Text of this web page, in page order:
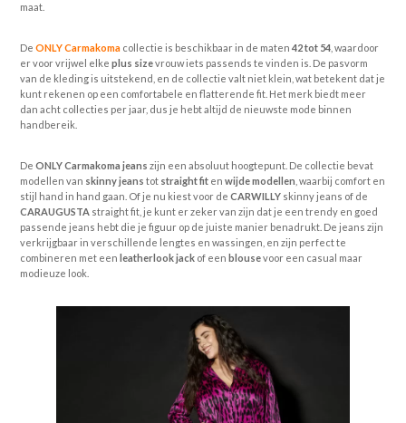
maat.
DeONLY Carmakoma collectie is beschikbaar in de maten42 tot 54 , waardoor
er voor vrijwel elkeplus sizevrouw iets passends te vinden is. De pasvorm
van de kleding is uitstekend, en de collectie valt niet klein, wat betekent dat je
kunt rekenen op een comfortabele en flatterende fit. Het merk biedt meer
dan acht collecties per jaar, dus je hebt altijd de nieuwste mode binnen
handbereik.
DeONLY Carmakoma jeans zijn een absoluut hoogtepunt. De collectie bevat
modellen van skinny jeans tot straight fit enwijde modellen , waarbij comfort en
stijl hand in hand gaan. Of je nu kiest voor deCARWILLY skinny jeans of de
CARAUGUSTA straight fit, je kunt er zeker van zijn dat je een trendy en goed
passende jeans hebt die je figuur op de juiste manier benadrukt. De jeans zijn
verkrijgbaar in verschillende lengtes en wassingen, en zijn perfect te
combineren met een leatherlook jack of een blousevoor een casual maar
modieuze look.